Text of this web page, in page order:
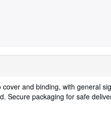
and binding, with general
Secure packaging for safe